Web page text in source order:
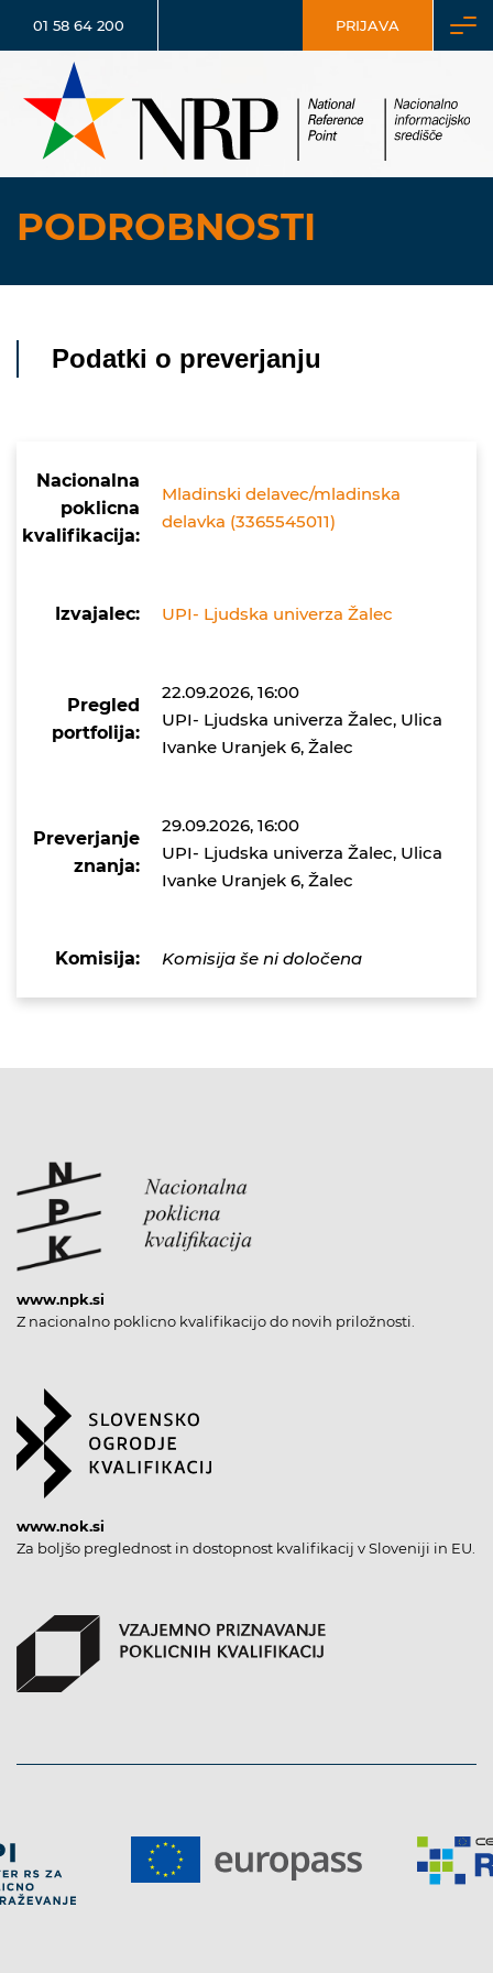
01 58 64 200 PRIJAVA
PODROBNOSTI
Podatki o preverjanju
Nacionalna
poklicna
kvalifikacija:
Mladinski delavec/mladinska
delavka (3365545011)
Izvajalec: UPI- Ljudska univerza Žalec
Pregled
portfolija:
22.09.2026, 16:00
UPI- Ljudska univerza Žalec, Ulica
Ivanke Uranjek 6, Žalec
Preverjanje
znanja:
29.09.2026, 16:00
UPI- Ljudska univerza Žalec, Ulica
Ivanke Uranjek 6, Žalec
Komisija: Komisija še ni določena
www.npk.si
Z nacionalno poklicno kvalifikacijo do novih priložnosti.
www.nok.si
Za boljšo preglednost in dostopnost kvalifikacij v Sloveniji in EU.